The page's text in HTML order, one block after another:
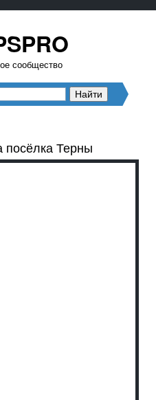
сообщество
посёлка Терны